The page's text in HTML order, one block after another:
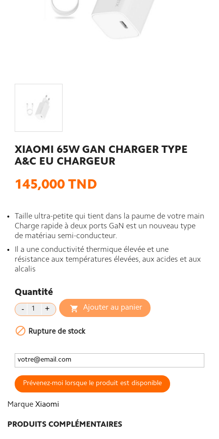
XIAOMI 65W GAN CHARGER TYPE
A&C EU CHARGEUR
145,000 TND
Taille ultra-petite qui tient dans la paume de votre main
Charge rapide à deux ports GaN est un nouveau type
de matériau semi-conducteur.
Il a une conductivité thermique élevée et une
résistance aux températures élevées, aux acides et aux
alcalis
Quantité
 Ajouter au panier
 Rupture de stock
Prévenez-moi lorsque le produit est disponible
Marque Xiaomi
PRODUITS COMPLÉMENTAIRES